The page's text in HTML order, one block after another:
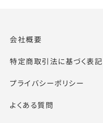
会社概要
特定商取引法に基づく表記
プライバシーポリシー
よくある質問